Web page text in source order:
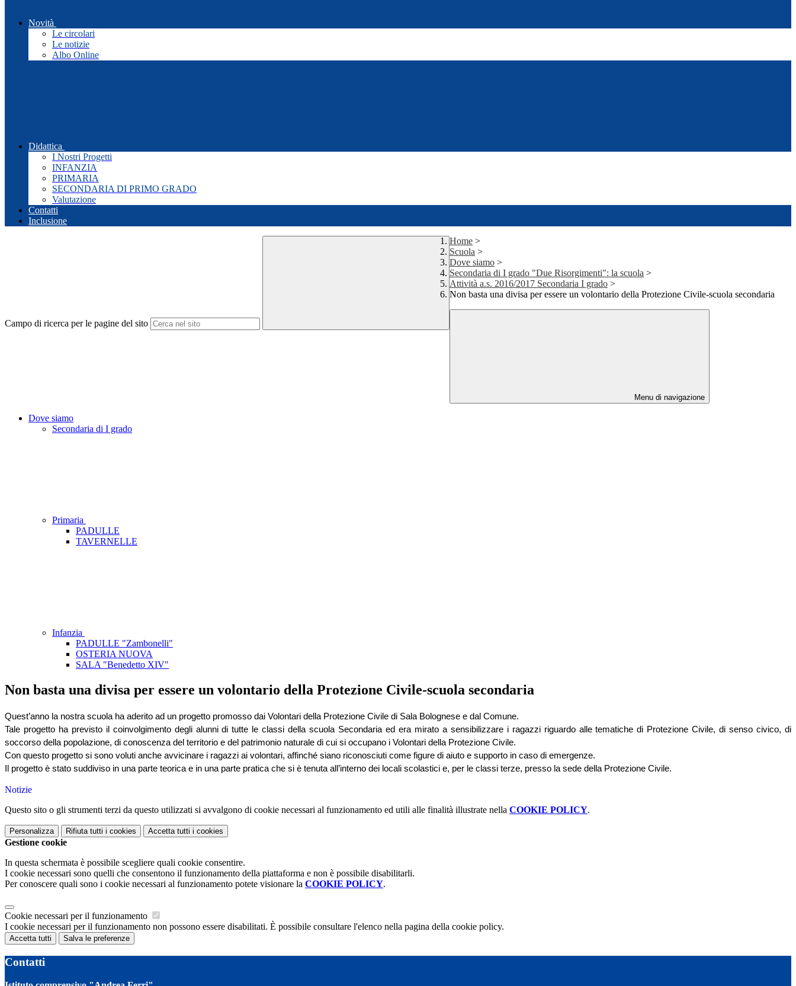
Novità
Le circolari
Le notizie
Albo Online
Didattica
I Nostri Progetti
INFANZIA
PRIMARIA
SECONDARIA DI PRIMO GRADO
Valutazione
Contatti
Inclusione
Campo di ricerca per le pagine del sito
Home >
Scuola >
Dove siamo >
Secondaria di I grado "Due Risorgimenti": la scuola >
Attività a.s. 2016/2017 Secondaria I grado >
Non basta una divisa per essere un volontario della Protezione Civile-scuola secondaria
Menu di navigazione
Dove siamo
Secondaria di I grado
Primaria
PADULLE
TAVERNELLE
Infanzia
PADULLE "Zambonelli"
OSTERIA NUOVA
SALA "Benedetto XIV"
Non basta una divisa per essere un volontario della Protezione Civile-scuola secondaria
Quest’anno la nostra scuola ha aderito ad un progetto promosso dai Volontari della Protezione Civile di Sala Bolognese e dal Comune.
Tale progetto ha previsto il coinvolgimento degli alunni di tutte le classi della scuola Secondaria ed era mirato a sensibilizzare i ragazzi riguardo alle tematiche di Protezione Civile, di senso civico, di
soccorso della popolazione, di conoscenza del territorio e del patrimonio naturale di cui si occupano i Volontari della Protezione Civile.
Con questo progetto si sono voluti anche avvicinare i ragazzi ai volontari, affinché siano riconosciuti come figure di aiuto e supporto in caso di emergenze.
Il progetto è stato suddiviso in una parte teorica e in una parte pratica che si è tenuta all’interno dei locali scolastici e, per le classi terze, presso la sede della Protezione Civile.
Notizie
Questo sito o gli strumenti terzi da questo utilizzati si avvalgono di cookie necessari al funzionamento ed utili alle finalità illustrate nella COOKIE POLICY.
Personalizza Rifiuta tutti i cookies Accetta tutti i cookies
Gestione cookie
In questa schermata è possibile scegliere quali cookie consentire.
I cookie necessari sono quelli che consentono il funzionamento della piattaforma e non è possibile disabilitarli.
Per conoscere quali sono i cookie necessari al funzionamento potete visionare la COOKIE POLICY.
Cookie necessari per il funzionamento
I cookie necessari per il funzionamento non possono essere disabilitati. È possibile consultare l'elenco nella pagina della cookie policy.
Accetta tutti Salva le preferenze
Contatti